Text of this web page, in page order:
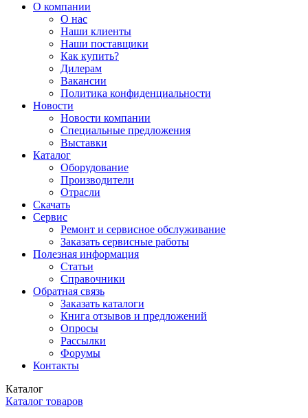
О компании
О нас
Наши клиенты
Наши поставщики
Как купить?
Дилерам
Вакансии
Политика конфиденциальности
Новости
Новости компании
Специальные предложения
Выставки
Каталог
Оборудование
Производители
Отрасли
Скачать
Сервис
Ремонт и сервисное обслуживание
Заказать сервисные работы
Полезная информация
Статьи
Справочники
Обратная связь
Заказать каталоги
Книга отзывов и предложений
Опросы
Рассылки
Форумы
Контакты
Каталог
Каталог товаров